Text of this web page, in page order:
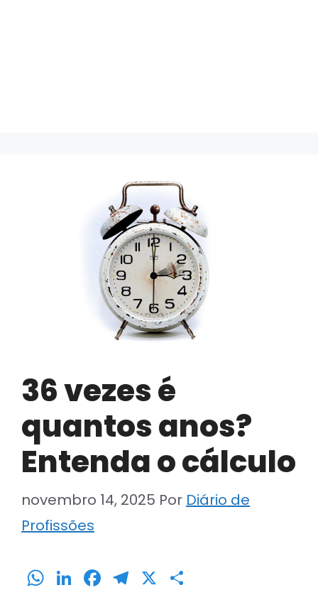
36 vezes é
quantos anos?
Entenda o cálculo
novembro 14, 2025 Por Diário de
Profissões
W Li F T X